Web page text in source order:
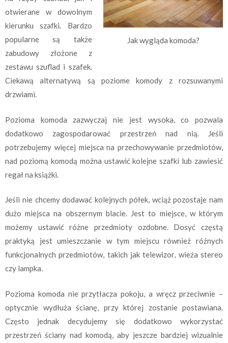
Jak wygląda komoda?
otwierane w dowolnym
kierunku szafki. Bardzo
popularne są także
zabudowy złożone z
zestawu szuflad i szafek.
Ciekawą alternatywą są poziome komody z rozsuwanymi
drzwiami.
Pozioma komoda zazwyczaj nie jest wysoka, co pozwala
dodatkowo zagospodarować przestrzeń nad nią. Jeśli
potrzebujemy więcej miejsca na przechowywanie przedmiotów,
nad poziomą komodą można ustawić kolejne szafki lub zawiesić
regał na książki.
Jeśli nie chcemy dodawać kolejnych półek, wciąż pozostaje nam
dużo miejsca na obszernym blacie. Jest to miejsce, w którym
możemy ustawić różne przedmioty ozdobne. Dosyć częstą
praktyką jest umieszczanie w tym miejscu również różnych
funkcjonalnych przedmiotów, takich jak telewizor, wieża stereo
czy lampka.
Pozioma komoda nie przytłacza pokoju, a wręcz przeciwnie –
optycznie wydłuża ścianę, przy której zostanie postawiana.
Często jednak decydujemy się dodatkowo wykorzystać
przestrzeń ściany nad komodą, aby jeszcze bardziej wizualnie